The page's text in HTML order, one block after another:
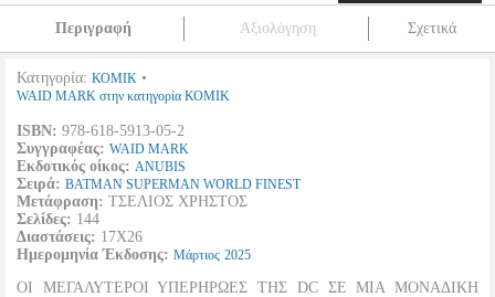
Περιγραφή Αξιολόγηση Σχετικά
Κατηγορία: ΚΟΜΙΚ •
WAID MARK στην κατηγορία ΚΟΜΙΚ
ISBN: 978-618-5913-05-2
Συγγραφέας: WAID MARK
Εκδοτικός οίκος: ANUBIS
Σειρά: BATMAN SUPERMAN WORLD FINEST
Μετάφραση: ΤΣΕΛΙΟΣ ΧΡΗΣΤΟΣ
Σελίδες: 144
Διαστάσεις: 17Χ26
Ημερομηνία Έκδοσης: Μάρτιος 2025
ΟΙ ΜΕΓΑΛΥΤΕΡΟΙ ΥΠΕΡΗΡΩΕΣ ΤΗΣ DC ΣΕ ΜΙΑ ΜΟΝΑΔΙΚΗ